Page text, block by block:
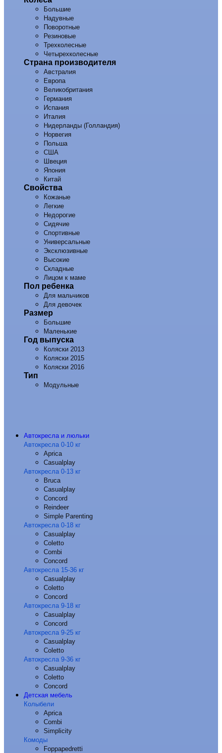
Большие
Надувные
Поворотные
Резиновые
Трехколесные
Четырехколесные
Страна производителя
Австралия
Европа
Великобритания
Германия
Испания
Италия
Нидерланды (Голландия)
Норвегия
Польша
США
Швеция
Япония
Китай
Свойства
Кожаные
Легкие
Недорогие
Сидячие
Спортивные
Универсальные
Эксклюзивные
Высокие
Складные
Лицом к маме
Пол ребенка
Для мальчиков
Для девочек
Размер
Большие
Маленькие
Год выпуска
Коляски 2013
Коляски 2015
Коляски 2016
Тип
Модульные
Автокресла и люльки
Автокресла 0-10 кг
Aprica
Casualplay
Автокресла 0-13 кг
Bruca
Casualplay
Concord
Reindeer
Simple Parenting
Автокресла 0-18 кг
Casualplay
Coletto
Combi
Concord
Автокресла 15-36 кг
Casualplay
Coletto
Concord
Автокресла 9-18 кг
Casualplay
Concord
Автокресла 9-25 кг
Casualplay
Coletto
Автокресла 9-36 кг
Casualplay
Coletto
Concord
Детская мебель
Колыбели
Aprica
Combi
Simplicity
Комоды
Foppapedretti